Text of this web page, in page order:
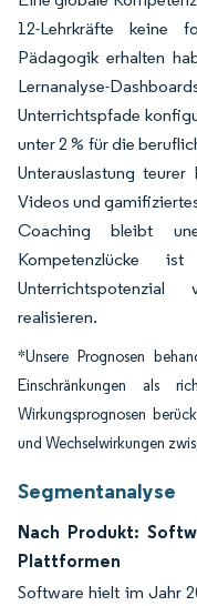
12-Lehrkräfte keine
Pädagogik erhalten
Lernanalyse-
Unterrichtspfade
unter 2 % für die
Unterauslastung
Videos und
Coaching bleibt
Kompetenzlücke
Unterrichtspotenzial
realisieren.
*Unsere Prognosen
Einschränkungen als
Wirkungsprognosen
und Wechselwirkungen
Segmentanalyse
Nach Produkt:
Plattformen
Software hielt im Jahr